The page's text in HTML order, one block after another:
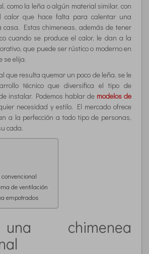
como la leña o algún material similar, con
calor que hace falta para calentar una
Estas chimeneas, además de tener
cuando se produce el calor, le dan a la
que puede ser rústico o moderno en
se elija.
que resulta quemar un poco de leña, se le
técnico que diversifica el tipo de
instalar. Podemos hablar de modelos de
necesidad y estilo. El mercado ofrece
a la perfección a todo tipo de personas,
cada.
de ventilación
empotrados
chimenea